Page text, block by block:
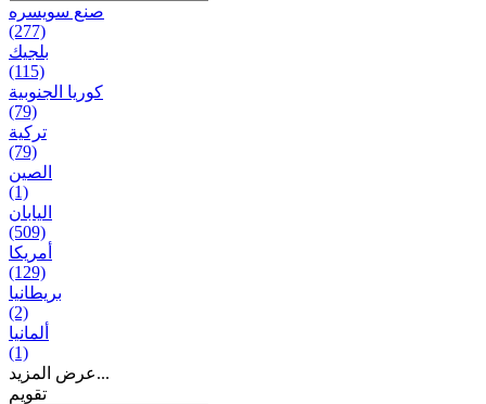
صنع سویسره
(277)
بلجيك
(115)
كوريا الجنوبية
(79)
تركية
(79)
الصين
(1)
اليابان
(509)
أمريكا
(129)
بریطانیا
(2)
ألمانيا
(1)
عرض المزيد...
تقويم